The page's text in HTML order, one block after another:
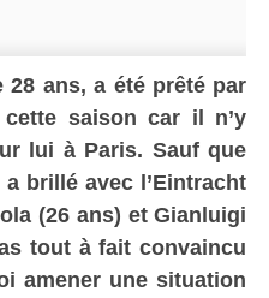
28 ans, a été prêté par
saison car il n’y
lui à Paris. Sauf que
brillé avec l’Eintracht
(26 ans) et Gianluigi
tout à fait convaincu
amener une situation